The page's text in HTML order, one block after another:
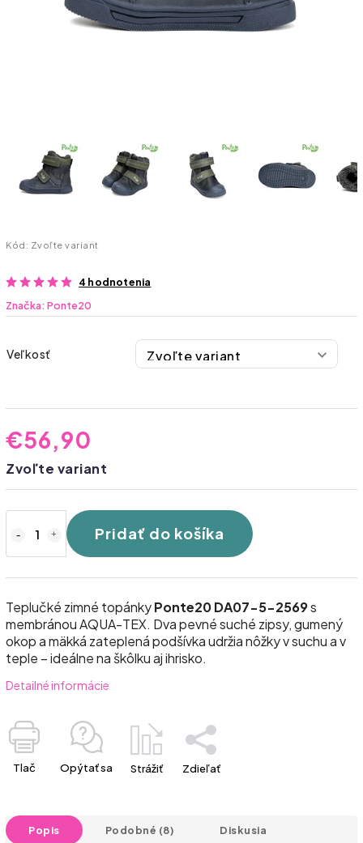
Kód: Zvoľte variant
4 hodnotenia
Značka:Ponte20
Veľkosť
€56,90
Zvoľte variant
Pridať do košíka
Teplučké zimné topánkyPonte20 DA07-5-2569s
membránou AQUA-TEX. Dva pevné suché zipsy, gumený
okop a mäkká zateplená podšívka udržia nôžky v suchu a v
teple – ideálne na škôlku aj ihrisko.
Detailné informácie
Tlač Opýtať sa Strážiť Zdieľať
Popis Podobné (8) Diskusia